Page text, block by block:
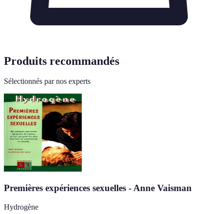
Produits recommandés
Sélectionnés par nos experts
Premières expériences sexuelles - Anne Vaisman
Hydrogène